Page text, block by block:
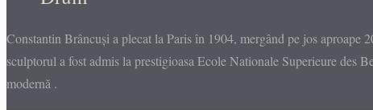
Constantin Brâncuși a plecat la Paris în 1904, mergând pe jos
sculptorul a fost admis la prestigioasa Ecole Nationale Superieure des
modernă .